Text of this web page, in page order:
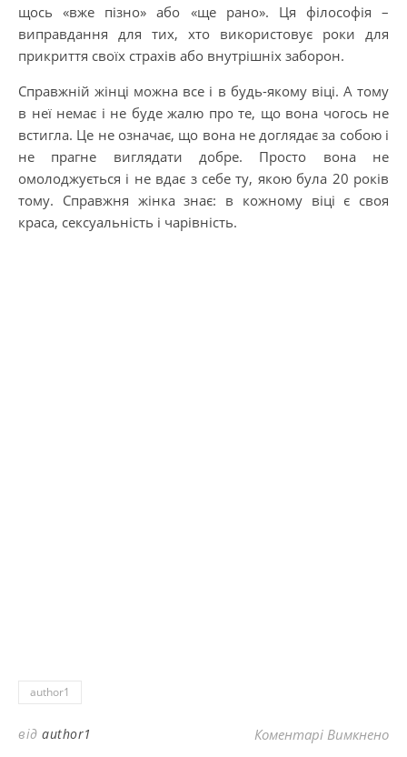
щось «вже пізно» або «ще рано». Ця філософія –
виправдання для тих, хто використовує роки для
прикриття своїх страхів або внутрішніх заборон.
Справжній жінці можна все і в будь-якому віці. А тому
в неї немає і не буде жалю про те, що вона чогось не
встигла. Це не означає, що вона не доглядає за собою і
не прагне виглядати добре. Просто вона не
омолоджується і не вдає з себе ту, якою була 20 років
тому. Справжня жінка знає: в кожному віці є своя
краса, сексуальність і чарівність.
author1
від author1 Коментарі Вимкненодо